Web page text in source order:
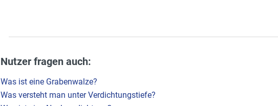
Nutzer fragen auch:
Was ist eine Grabenwalze?
Was versteht man unter Verdichtungstiefe?